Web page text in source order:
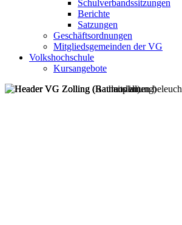
Schulverbandssitzungen
Berichte
Satzungen
Geschäftsordnungen
Mitgliedsgemeinden der VG
Volkshochschule
Kursangebote